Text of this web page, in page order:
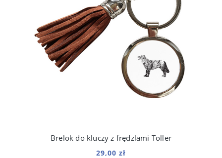
Brelok do kluczy z frędzlami Toller
29,00 zł